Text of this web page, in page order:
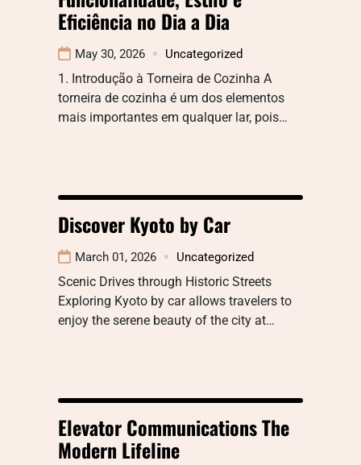
Eficiência no Dia a Dia
May 30, 2026 Uncategorized
1. Introdução à Torneira de Cozinha A
torneira de cozinha é um dos elementos
mais importantes em qualquer lar, pois…
Discover Kyoto by Car
March 01, 2026 Uncategorized
Scenic Drives through Historic Streets
Exploring Kyoto by car allows travelers to
enjoy the serene beauty of the city at…
Elevator Communications The
Modern Lifeline